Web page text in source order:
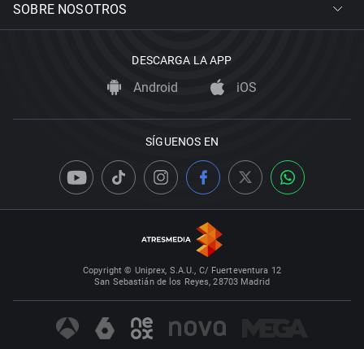
SOBRE NOSOTROS
DESCARGA LA APP
Android iOS
SÍGUENOS EN
Copyright © Uniprex, S.A.U., C/ Fuerteventura 12
San Sebastián de los Reyes, 28703 Madrid